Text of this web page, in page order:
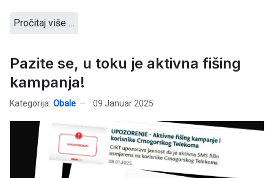
Pročitaj više …
Pazite se, u toku je aktivna fišing
kampanja!
Kategorija: Obale 09 Januar 2025